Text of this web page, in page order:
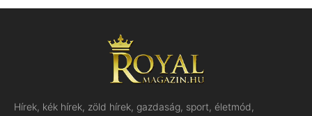
Hírek, kék hírek, zöld hírek, gazdaság, sport, életmód,